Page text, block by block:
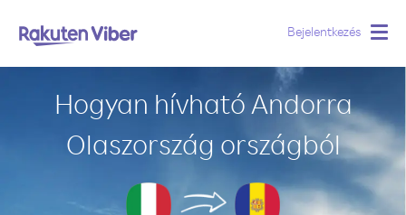
Bejelentkezés
Hogyan hívható Andorra
Olaszország országból